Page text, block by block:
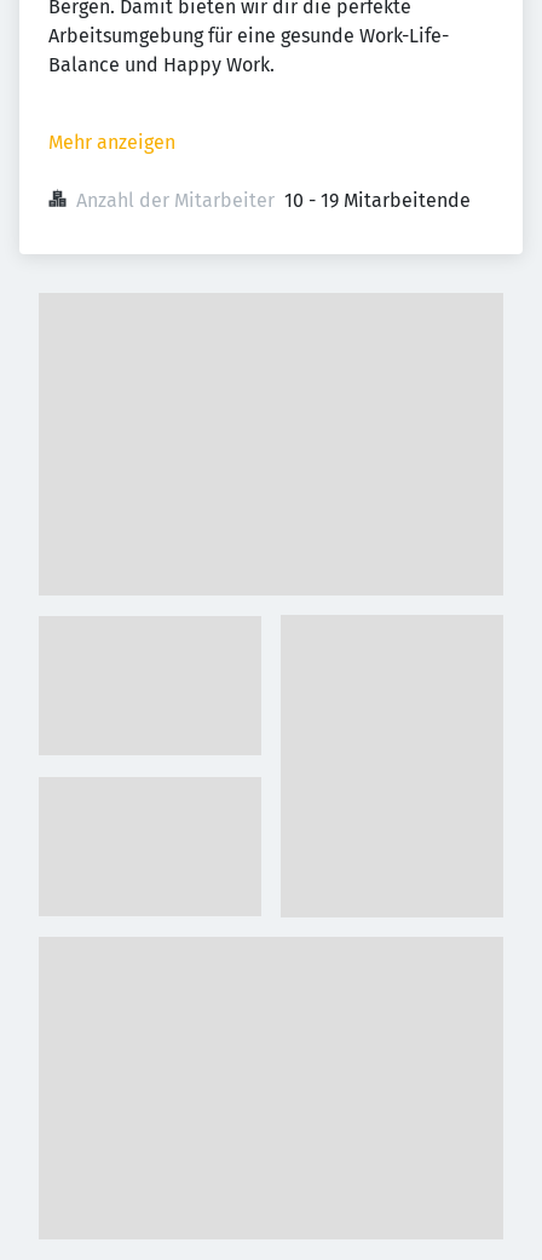
Bergen. Damit bieten wir dir die perfekte
Arbeitsumgebung für eine gesunde Work-Life-
Balance und Happy Work.
Mehr anzeigen
Anzahl der Mitarbeiter 10 - 19 Mitarbeitende